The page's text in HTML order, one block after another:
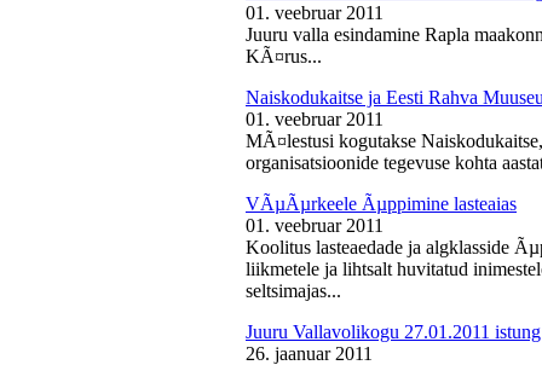
01. veebruar 2011
Juuru valla esindamine Rapla
KÃ¤rus...
Naiskodukaitse ja Eesti Rahva
01. veebruar 2011
MÃ¤lestusi kogutakse
organisatsioonide tegevuse kohta
VÃµÃµrkeele Ãµppimine lasteaias
01. veebruar 2011
Koolitus lasteaedade ja algklasside
liikmetele ja lihtsalt huvitatud
seltsimajas...
Juuru Vallavolikogu 27.01.2011 istung
26. jaanuar 2011